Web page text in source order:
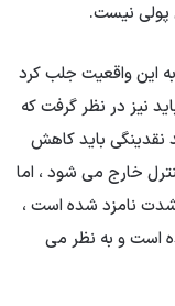
پولی نیست.
این واقعیت جلب کرد
نیز در نظر گرفت که
نقدینگی باید کاهش
خارج می شود ، اما
فعلی در مقایسه با سالهای 1 تا 2 به شدت نامزد شده است ،
است و به نظر می